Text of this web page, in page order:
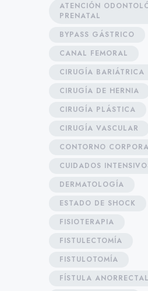
ATENCIÓN
PRENATAL
BYPASS GÁSTRICO
CANAL FEMORAL
CIRUGÍA BARIÁTRICA
CIRUGÍA DE HERNIA
CIRUGÍA PLÁSTICA
CIRUGÍA VASCULAR
CONTORNO
CUIDADOS
DERMATOLOGÍA
ESTADO DE SHOCK
FISIOTERAPIA
FISTULECTOMÍA
FISTULOTOMÍA
FÍSTULA ANORRECTAL